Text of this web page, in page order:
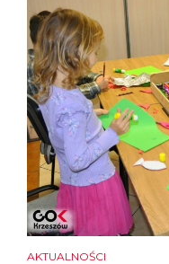
AKTUALNOŚCI